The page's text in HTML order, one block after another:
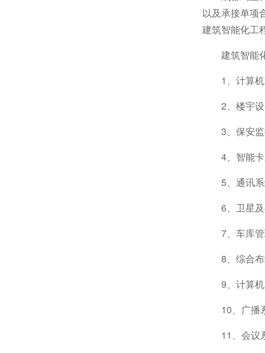
以及承接单项
建筑智能化工
建筑智能
1、计算
2、楼宇
3、保安
4、智能
5、通讯
6、卫星
7、车库
8、综合
9、计算
10、广播
11、会议